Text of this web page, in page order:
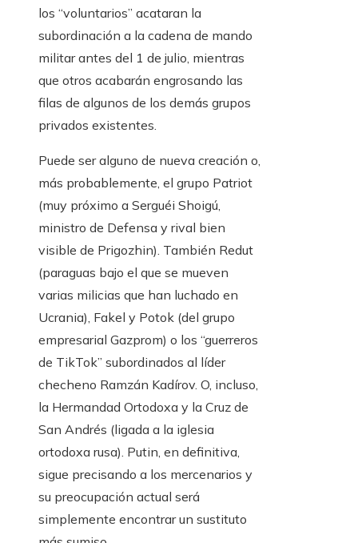
los “voluntarios” acataran la
subordinación a la cadena de mando
militar antes del 1 de julio, mientras
que otros acabarán engrosando las
filas de algunos de los demás grupos
privados existentes.
Puede ser alguno de nueva creación o,
más probablemente, el grupo Patriot
(muy próximo a Serguéi Shoigú,
ministro de Defensa y rival bien
visible de Prigozhin). También Redut
(paraguas bajo el que se mueven
varias milicias que han luchado en
Ucrania), Fakel y Potok (del grupo
empresarial Gazprom) o los “guerreros
de TikTok” subordinados al líder
checheno Ramzán Kadírov. O, incluso,
la Hermandad Ortodoxa y la Cruz de
San Andrés (ligada a la iglesia
ortodoxa rusa). Putin, en definitiva,
sigue precisando a los mercenarios y
su preocupación actual será
simplemente encontrar un sustituto